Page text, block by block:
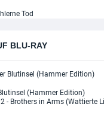
Tod
BLU‑RAY
(Hammer Edition)